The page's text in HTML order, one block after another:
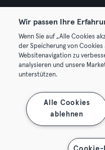
© 2026 Urban Sports
AGB Datenschutz
Vertrag hier kündigen
Wir passen Ihre
Wenn Sie auf „Alle Cookies
der Speicherung von
Websitenavigation zu
analysieren und unsere
unterstützen.
Alle Cookies
ablehnen